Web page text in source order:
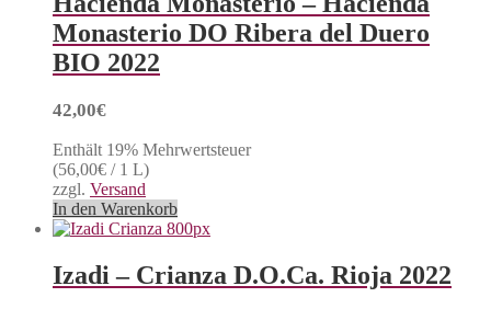
Monasterio DO Ribera del Duero
BIO 2022
42,00€
Enthält 19% Mehrwertsteuer
(56,00€ / 1 L)
zzgl. Versand
In den Warenkorb
Izadi – Crianza D.O.Ca. Rioja 2022